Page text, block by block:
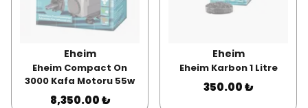
Eheim
Eheim Compact On
3000 Kafa Motoru 55w
8,350.00 ₺
Eheim
Eheim Karbon 1 Litre
350.00 ₺